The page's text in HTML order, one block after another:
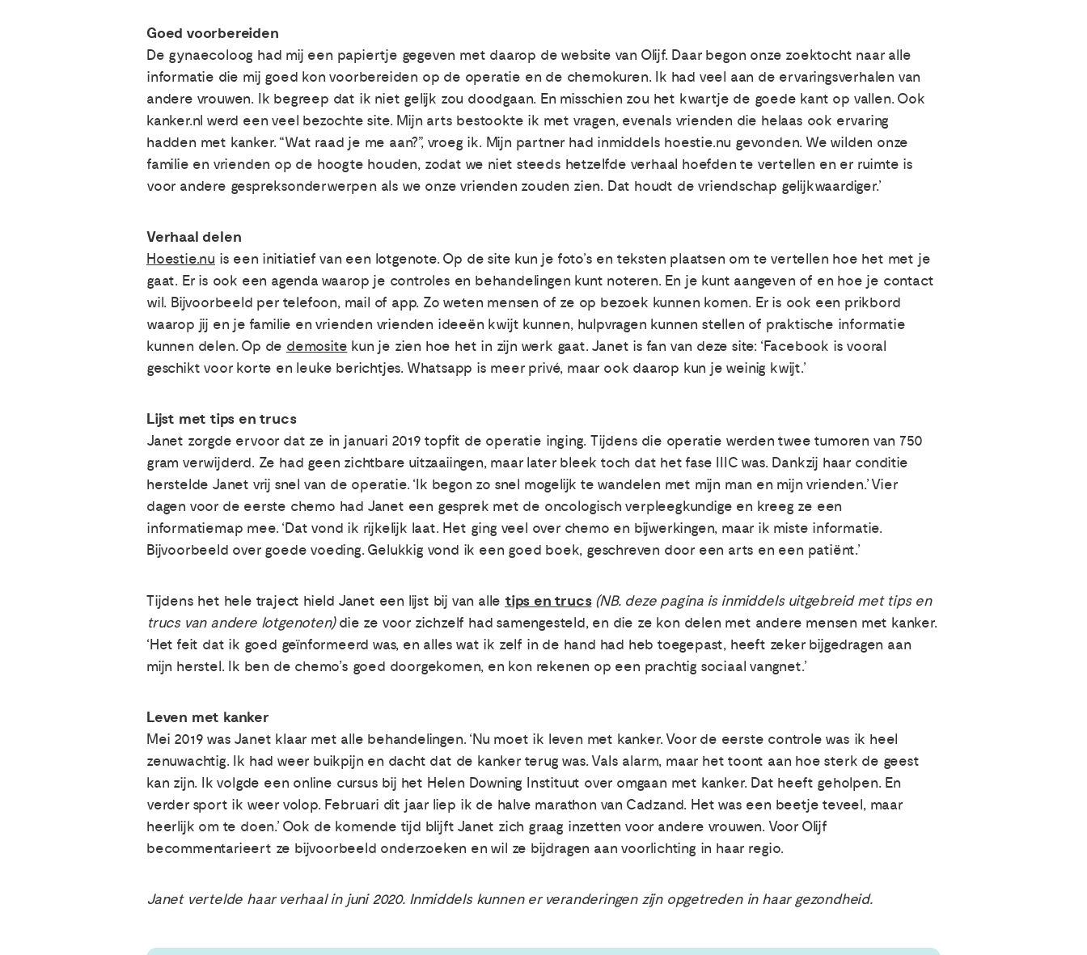
Goed voorbereiden
De gynaecoloog had mij een papiertje gegeven met daarop de website van Olijf. Daar begon onze zoektocht naar alle
informatie die mij goed kon voorbereiden op de operatie en de chemokuren. Ik had veel aan de ervaringsverhalen van
andere vrouwen. Ik begreep dat ik niet gelijk zou doodgaan. En misschien zou het kwartje de goede kant op vallen. Ook
kanker.nl werd een veel bezochte site. Mijn arts bestookte ik met vragen, evenals vrienden die helaas ook ervaring
hadden met kanker. “Wat raad je me aan?”, vroeg ik. Mijn partner had inmiddels hoestie.nu gevonden. We wilden onze
familie en vrienden op de hoogte houden, zodat we niet steeds hetzelfde verhaal hoefden te vertellen en er ruimte is
voor andere gespreksonderwerpen als we onze vrienden zouden zien. Dat houdt de vriendschap gelijkwaardiger.’
Verhaal delen
Hoestie.nu is een initiatief van een lotgenote. Op de site kun je foto’s en teksten plaatsen om te vertellen hoe het met je
gaat. Er is ook een agenda waarop je controles en behandelingen kunt noteren. En je kunt aangeven of en hoe je contact
wil. Bijvoorbeeld per telefoon, mail of app. Zo weten mensen of ze op bezoek kunnen komen. Er is ook een prikbord
waarop jij en je familie en vrienden vrienden ideeën kwijt kunnen, hulpvragen kunnen stellen of praktische informatie
kunnen delen. Op de demosite kun je zien hoe het in zijn werk gaat. Janet is fan van deze site: ‘Facebook is vooral
geschikt voor korte en leuke berichtjes. Whatsapp is meer privé, maar ook daarop kun je weinig kwijt.’
Lijst met tips en trucs
Janet zorgde ervoor dat ze in januari 2019 topfit de operatie inging. Tijdens die operatie werden twee tumoren van 750
gram verwijderd. Ze had geen zichtbare uitzaaiingen, maar later bleek toch dat het fase IIIC was. Dankzij haar conditie
herstelde Janet vrij snel van de operatie. ‘Ik begon zo snel mogelijk te wandelen met mijn man en mijn vrienden.’ Vier
dagen voor de eerste chemo had Janet een gesprek met de oncologisch verpleegkundige en kreeg ze een
informatiemap mee. ‘Dat vond ik rijkelijk laat. Het ging veel over chemo en bijwerkingen, maar ik miste informatie.
Bijvoorbeeld over goede voeding. Gelukkig vond ik een goed boek, geschreven door een arts en een patiënt.’
Tijdens het hele traject hield Janet een lijst bij van alle tips en trucs(NB. deze pagina is inmiddels uitgebreid met tips en
trucs van andere lotgenoten)die ze voor zichzelf had samengesteld, en die ze kon delen met andere mensen met kanker.
‘Het feit dat ik goed geïnformeerd was, en alles wat ik zelf in de hand had heb toegepast, heeft zeker bijgedragen aan
mijn herstel. Ik ben de chemo’s goed doorgekomen, en kon rekenen op een prachtig sociaal vangnet.’
Leven met kanker
Mei 2019 was Janet klaar met alle behandelingen. ‘Nu moet ik leven met kanker. Voor de eerste controle was ik heel
zenuwachtig. Ik had weer buikpijn en dacht dat de kanker terug was. Vals alarm, maar het toont aan hoe sterk de geest
kan zijn. Ik volgde een online cursus bij het Helen Downing Instituut over omgaan met kanker. Dat heeft geholpen. En
verder sport ik weer volop. Februari dit jaar liep ik de halve marathon van Cadzand. Het was een beetje teveel, maar
heerlijk om te doen.’ Ook de komende tijd blijft Janet zich graag inzetten voor andere vrouwen. Voor Olijf
becommentarieert ze bijvoorbeeld onderzoeken en wil ze bijdragen aan voorlichting in haar regio.
Janet vertelde haar verhaal in juni 2020. Inmiddels kunnen er veranderingen zijn opgetreden in haar gezondheid.